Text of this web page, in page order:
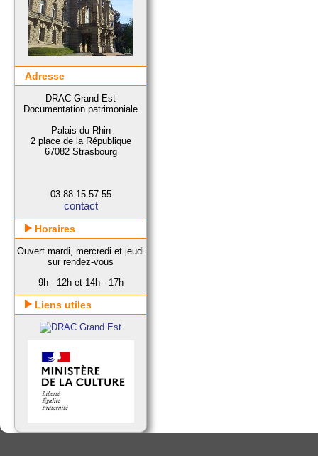
Adresse
DRAC Grand Est
Documentation patrimoniale
Palais du Rhin
2 place de la République
67082 Strasbourg
03 88 15 57 55
contact
Horaires
Ouvert mardi, mercredi et jeudi
sur rendez-vous
9h - 12h et 14h - 17h
Liens utiles